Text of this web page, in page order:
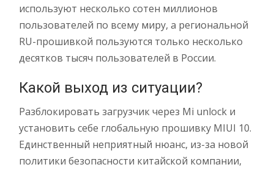
используют несколько сотен миллионов
пользователей по всему миру, а региональной
RU-прошивкой пользуются только несколько
десятков тысяч пользователей в России.
Какой выход из ситуации?
Разблокировать загрузчик через Mi unlock и
установить себе глобальную прошивку MIUI 10.
Единственный неприятный нюанс, из-за новой
политики безопасности китайской компании,